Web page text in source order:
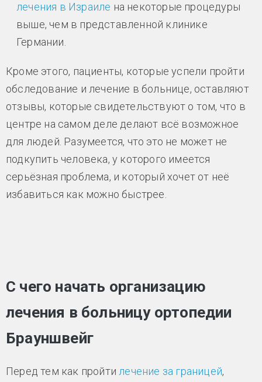
лечения в Израиле на некоторые процедуры
выше, чем в представленной клинике
Германии.
Кроме этого, пациенты, которые успели пройти
обследование и лечение в больнице, оставляют
отзывы, которые свидетельствуют о том, что в
центре на самом деле делают всё возможное
для людей. Разумеется, что это не может не
подкупить человека, у которого имеется
серьёзная проблема, и который хочет от неё
избавиться как можно быстрее.
С чего начать организацию
лечения в больницу ортопедии
Брауншвейг
Перед тем как пройти лечение за границей,